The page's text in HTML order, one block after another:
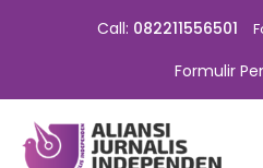
Call: 082211556501
Formulir